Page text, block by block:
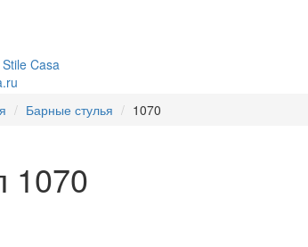
Барные стулья 1070
1070